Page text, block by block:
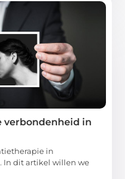
verbondenheid in
in
In dit artikel willen we